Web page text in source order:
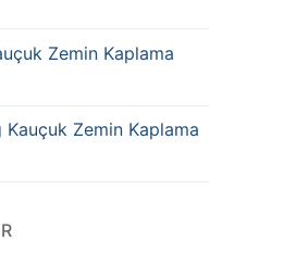
Zemin Kaplama
Kauçuk Zemin Kaplama